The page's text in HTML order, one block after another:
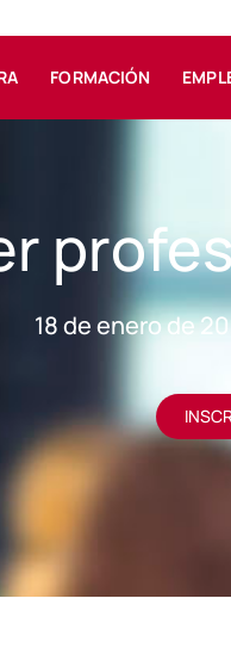
FORMACIÓN
18 de enero de